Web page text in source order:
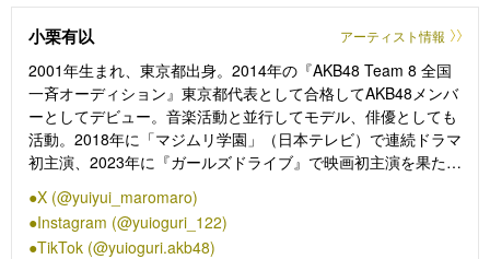
小栗有以 アーティスト情報
2001年生まれ、東京都出身。2014年の『AKB48 Team 8 全国
一斉オーディション』東京都代表として合格してAKB48メンバ
ーとしてデビュー。音楽活動と並行してモデル、俳優としても
活動。2018年に「マジムリ学園」（日本テレビ）で連続ドラマ
初主演、2023年に『ガールズドライブ』で映画初主演を果た
送／22）、「素晴らしき哉、先生!」（朝日放送／24）、映画
『夢叶えるプロジェクト』などがある。
X (@yuiyui_maromaro)
Instagram (@yuioguri_122)
TikTok (@yuioguri.akb48)